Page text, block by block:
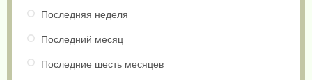
Последняя неделя
Последний месяц
Последние шесть месяцев